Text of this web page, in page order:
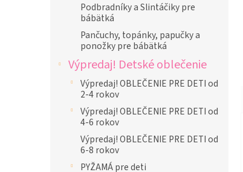
Podbradníky a Slintáčiky pre
bábätká
Pančuchy, topánky, papučky a
ponožky pre bábätká
Výpredaj! Detské oblečenie
Výpredaj! OBLEČENIE PRE DETI od
2-4 rokov
Výpredaj! OBLEČENIE PRE DETI od
4-6 rokov
Výpredaj! OBLEČENIE PRE DETI od
6-8 rokov
PYŽAMÁ pre deti